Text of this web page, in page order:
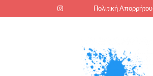
to
Πολιτική Απορρήτου